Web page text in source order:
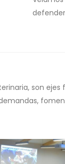
son